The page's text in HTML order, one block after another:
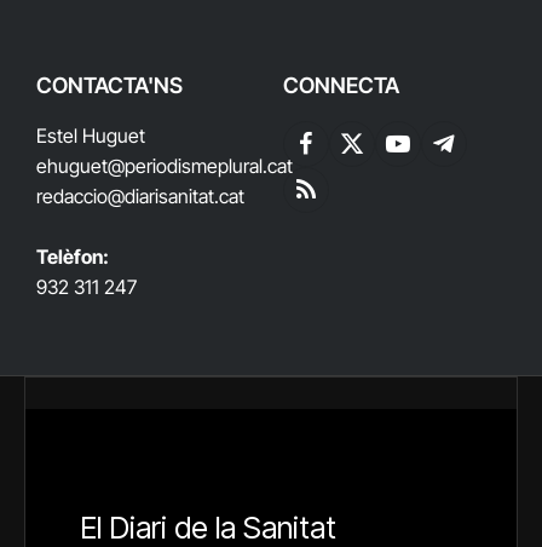
CONTACTA'NS
Estel Huguet
ehuguet@periodismeplural.cat
redaccio@diarisanitat.cat
Telèfon:
932 311 247
CONNECTA
Facebook
X
YouTubeTelegram
RSS